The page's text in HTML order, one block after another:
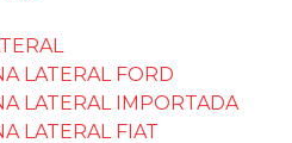
GM
Fiat
Ford